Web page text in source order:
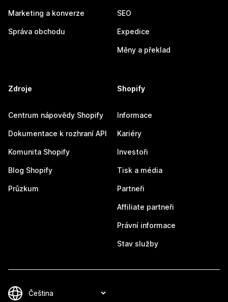
Marketing a konverze
Správa obchodu
SEO
Expedice
Měny a překlad
Zdroje
Centrum nápovědy Shopify
Dokumentace k rozhraní API
Komunita Shopify
Blog Shopify
Průzkum
Shopify
Informace
Kariéry
Investoři
Tisk a média
Partneři
Affiliate partneři
Právní informace
Stav služby